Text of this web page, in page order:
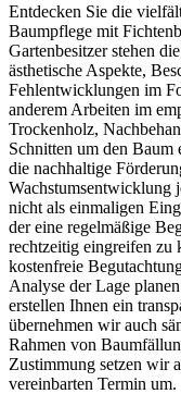
Entdecken Sie die
Baumpflege mit
Gartenbesitzer stehen
ästhetische Aspekte,
Fehlentwicklungen im
anderem Arbeiten im
Trockenholz,
Schnitten um den Baum
die nachhaltige
Wachstumsentwicklung
nicht als einmaligen
der eine regelmäßige
rechtzeitig eingreifen zu
kostenfreie
Analyse der Lage
erstellen Ihnen ein
übernehmen wir auch
Rahmen von
Zustimmung setzen wir
vereinbarten Termin um.